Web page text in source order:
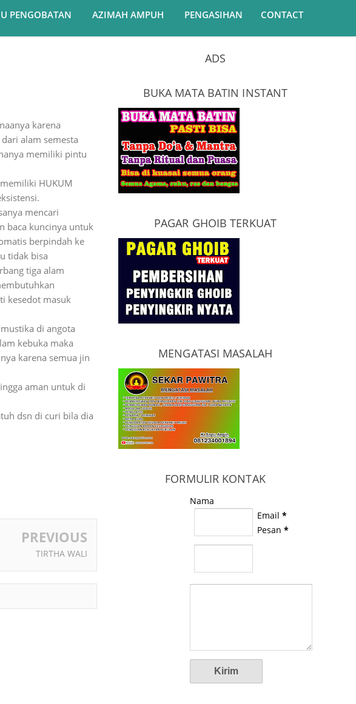
PENGOBATAN AZIMAH AMPUH PENGASIHAN CONTACT
karena
alam semesta
memiliki pintu
HUKUM
mencari
baca kuncinya untuk
berpindah ke
tidak bisa
tiga alam
kesedot masuk
di angota
kebuka maka
karena semua jin
aman untuk di
dsn di curi bila dia
PREVIOUS
TIRTHA WALI
ADS
BUKA MATA BATIN INSTANT
PAGAR GHOIB TERKUAT
MENGATASI MASALAH
FORMULIR KONTAK
Nama
Email*
Pesan*